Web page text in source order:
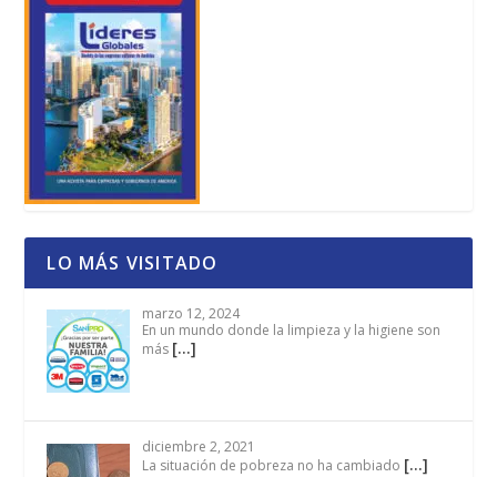
LO MÁS VISITADO
marzo 12, 2024
En un mundo donde la limpieza y la higiene son
más […]
diciembre 2, 2021
La situación de pobreza no ha cambiado […]